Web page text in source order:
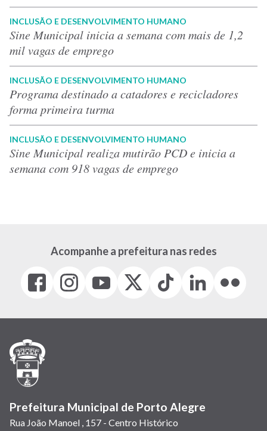
INCLUSÃO E DESENVOLVIMENTO HUMANO
Sine Municipal inicia a semana com mais de 1,2
mil vagas de emprego
INCLUSÃO E DESENVOLVIMENTO HUMANO
Programa destinado a catadores e recicladores
forma primeira turma
INCLUSÃO E DESENVOLVIMENTO HUMANO
Sine Municipal realiza mutirão PCD e inicia a
semana com 918 vagas de emprego
Acompanhe a prefeitura nas redes
Facebook
(link
em
janela)
Instagram
(link
em
(link
em
(Antigo
(link
Tiktok
(link
em
LinkedIn
(link
em
(link
em
Prefeitura Municipal de Porto Alegre
Rua João Manoel , 157 - Centro Histórico